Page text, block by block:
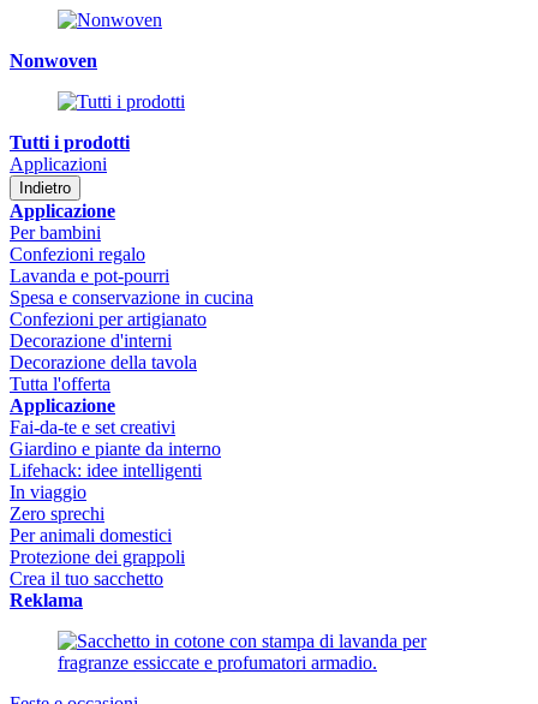
Nonwoven
Tutti i prodotti
Applicazioni
Indietro
Applicazione
Per bambini
Confezioni regalo
Lavanda e pot-pourri
Spesa e conservazione in cucina
Confezioni per artigianato
Decorazione d'interni
Decorazione della tavola
Tutta l'offerta
Applicazione
Fai-da-te e set creativi
Giardino e piante da interno
Lifehack: idee intelligenti
In viaggio
Zero sprechi
Per animali domestici
Protezione dei grappoli
Crea il tuo sacchetto
Reklama